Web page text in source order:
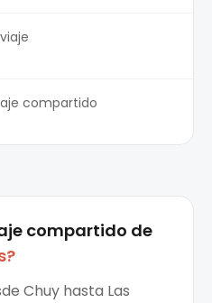
compartido
compartido de
?
Chuy hasta Las